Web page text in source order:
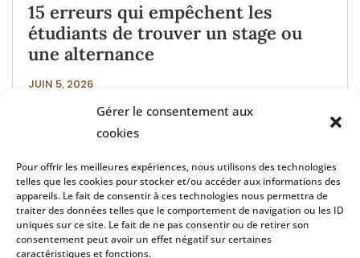
Gérer le consentement aux
cookies
Pour offrir les meilleures expériences, nous utilisons des technologies
telles que les cookies pour stocker et/ou accéder aux informations des
appareils. Le fait de consentir à ces technologies nous permettra de
traiter des données telles que le comportement de navigation ou les ID
uniques sur ce site. Le fait de ne pas consentir ou de retirer son
consentement peut avoir un effet négatif sur certaines
caractéristiques et fonctions.
15 erreurs qui empêchent les
étudiants de trouver un stage ou
une alternance
JUIN 5, 2026